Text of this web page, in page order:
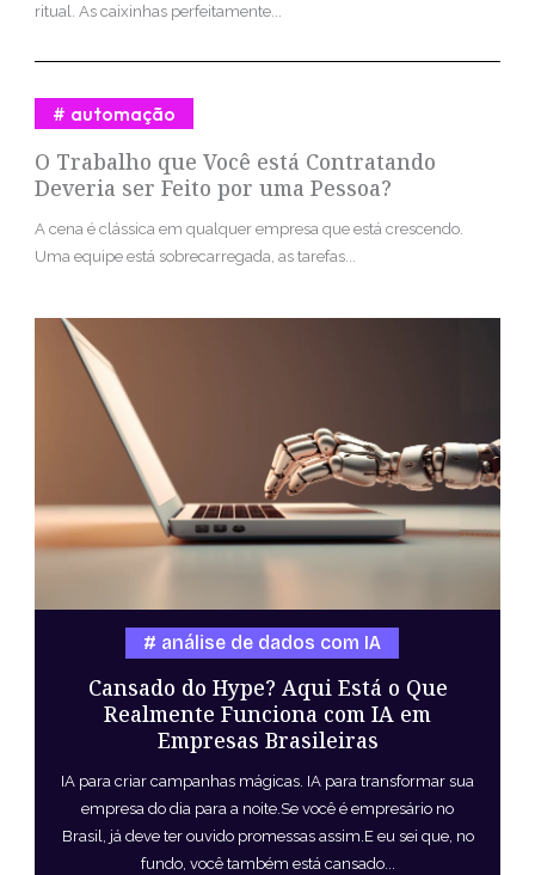
ritual. As caixinhas perfeitamente...
O Trabalho que Você está Contratando
Deveria ser Feito por uma Pessoa?
automação
A cena é clássica em qualquer empresa que está crescendo.
Uma equipe está sobrecarregada, as tarefas...
Cansado do Hype? Aqui Está o Que
Realmente Funciona com IA em
Empresas Brasileiras
análise de dados com IA
IA para criar campanhas mágicas. IA para transformar sua
empresa do dia para a noite.Se você é empresário no
Brasil, já deve ter ouvido promessas assim.E eu sei que, no
fundo, você também está cansado...